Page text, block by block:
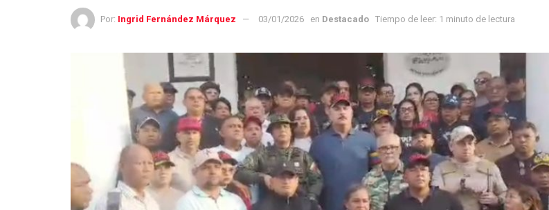
Por: Ingrid Fernández Márquez 03/01/2026 en Destacado Tiempo de leer: 1 minuto de lectura